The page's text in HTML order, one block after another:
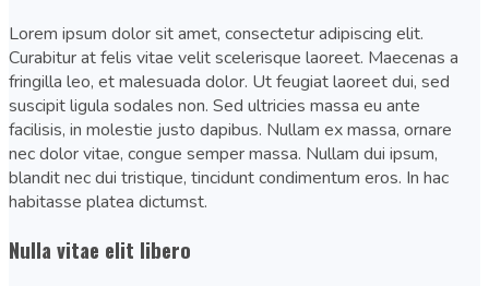
Lorem ipsum dolor sit amet, consectetur adipiscing elit.
Curabitur at felis vitae velit scelerisque laoreet. Maecenas a
fringilla leo, et malesuada dolor. Ut feugiat laoreet dui, sed
suscipit ligula sodales non. Sed ultricies massa eu ante
facilisis, in molestie justo dapibus. Nullam ex massa, ornare
nec dolor vitae, congue semper massa. Nullam dui ipsum,
blandit nec dui tristique, tincidunt condimentum eros. In hac
habitasse platea dictumst.
Nulla vitae elit libero